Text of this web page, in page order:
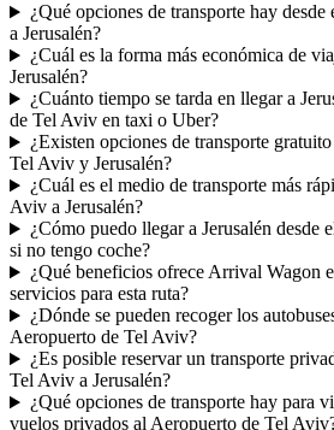
¿Qué opciones de transporte hay
a Jerusalén?
¿Cuál es la forma más económica de
Jerusalén?
¿Cuánto tiempo se tarda en llegar a
de Tel Aviv en taxi o Uber?
¿Existen opciones de transporte
Tel Aviv y Jerusalén?
¿Cuál es el medio de transporte más
Aviv a Jerusalén?
¿Cómo puedo llegar a Jerusalén desde
si no tengo coche?
¿Qué beneficios ofrece Arrival Wagon
servicios para esta ruta?
¿Dónde se pueden recoger los
Aeropuerto de Tel Aviv?
¿Es posible reservar un transporte
Tel Aviv a Jerusalén?
¿Qué opciones de transporte hay para
vuelos privados al Aeropuerto de Tel